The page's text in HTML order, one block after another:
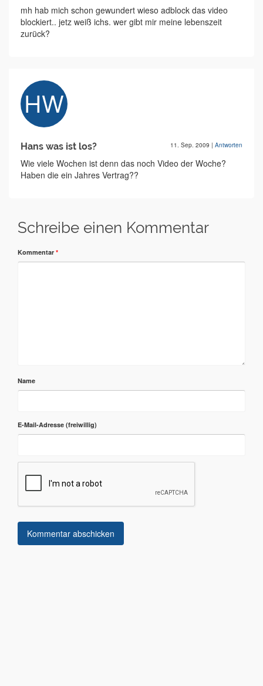
mh hab mich schon gewundert wieso adblock das video
blockiert.. jetz weiß ichs. wer gibt mir meine lebenszeit
zurück?
Hans was ist los? 11. Sep. 2009 | Antworten
Wie viele Wochen ist denn das noch Video der Woche?
Haben die ein Jahres Vertrag??
Schreibe einen Kommentar
Kommentar *
Name
E-Mail-Adresse